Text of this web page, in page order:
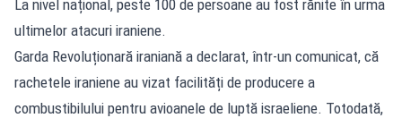
La nivel național, peste 100 de persoane au fost rănite în urma
ultimelor atacuri iraniene.
Garda Revoluționară iraniană a declarat, într-un comunicat, că
rachetele iraniene au vizat facilități de producere a
combustibilului pentru avioanele de luptă israeliene. Totodată,